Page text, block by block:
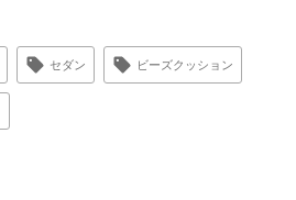
セダン ビーズクッション